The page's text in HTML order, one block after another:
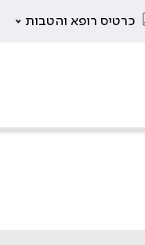
כרטיס רופא והטבות